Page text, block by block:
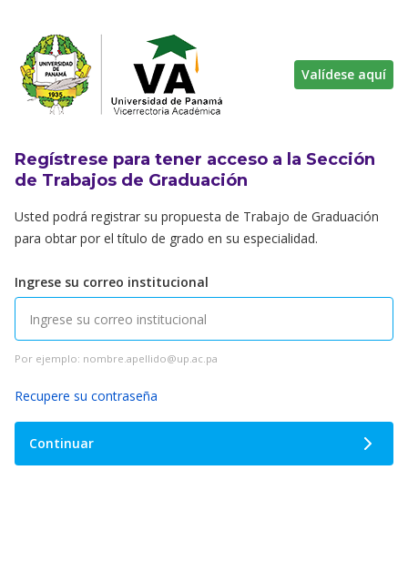
Valídese aquí
Regístrese para tener acceso a la Sección
de Trabajos de Graduación
Usted podrá registrar su propuesta de Trabajo de Graduación
para obtar por el título de grado en su especialidad.
Ingrese su correo institucional
Por ejemplo: nombre.apellido@up.ac.pa
Recupere su contraseña
Continuar